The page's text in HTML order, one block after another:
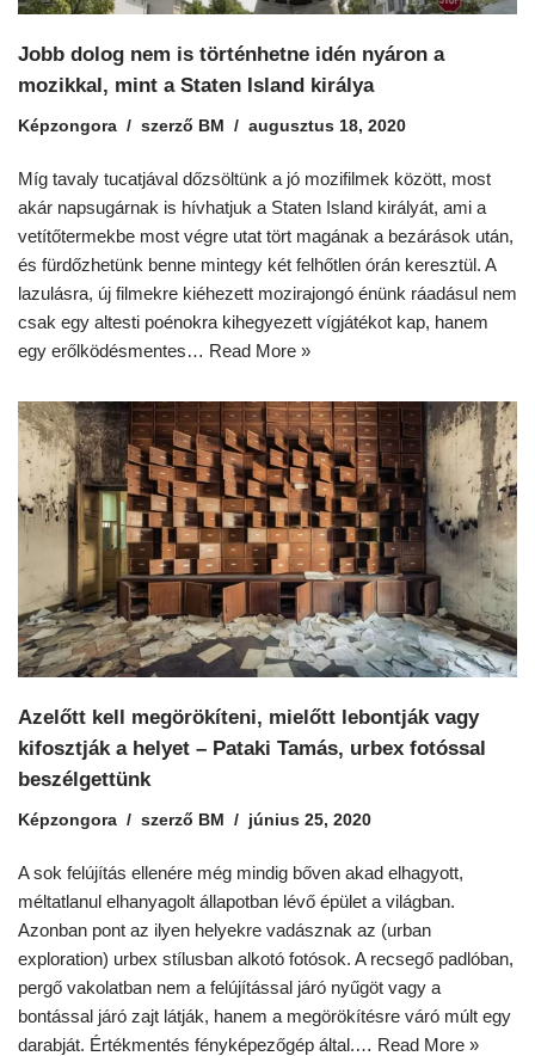
Jobb dolog nem is történhetne idén nyáron a
mozikkal, mint a Staten Island királya
Képzongora szerző BM augusztus 18, 2020
Míg tavaly tucatjával dőzsöltünk a jó mozifilmek között, most
akár napsugárnak is hívhatjuk a Staten Island királyát, ami a
vetítőtermekbe most végre utat tört magának a bezárások után,
és fürdőzhetünk benne mintegy két felhőtlen órán keresztül. A
lazulásra, új filmekre kiéhezett mozirajongó énünk ráadásul nem
csak egy altesti poénokra kihegyezett vígjátékot kap, hanem
egy erőlködésmentes… Read More »
Azelőtt kell megörökíteni, mielőtt lebontják vagy
kifosztják a helyet – Pataki Tamás, urbex fotóssal
beszélgettünk
Képzongora szerző BM június 25, 2020
A sok felújítás ellenére még mindig bőven akad elhagyott,
méltatlanul elhanyagolt állapotban lévő épület a világban.
Azonban pont az ilyen helyekre vadásznak az (urban
exploration) urbex stílusban alkotó fotósok. A recsegő padlóban,
pergő vakolatban nem a felújítással járó nyűgöt vagy a
bontással járó zajt látják, hanem a megörökítésre váró múlt egy
darabját. Értékmentés fényképezőgép által.… Read More »